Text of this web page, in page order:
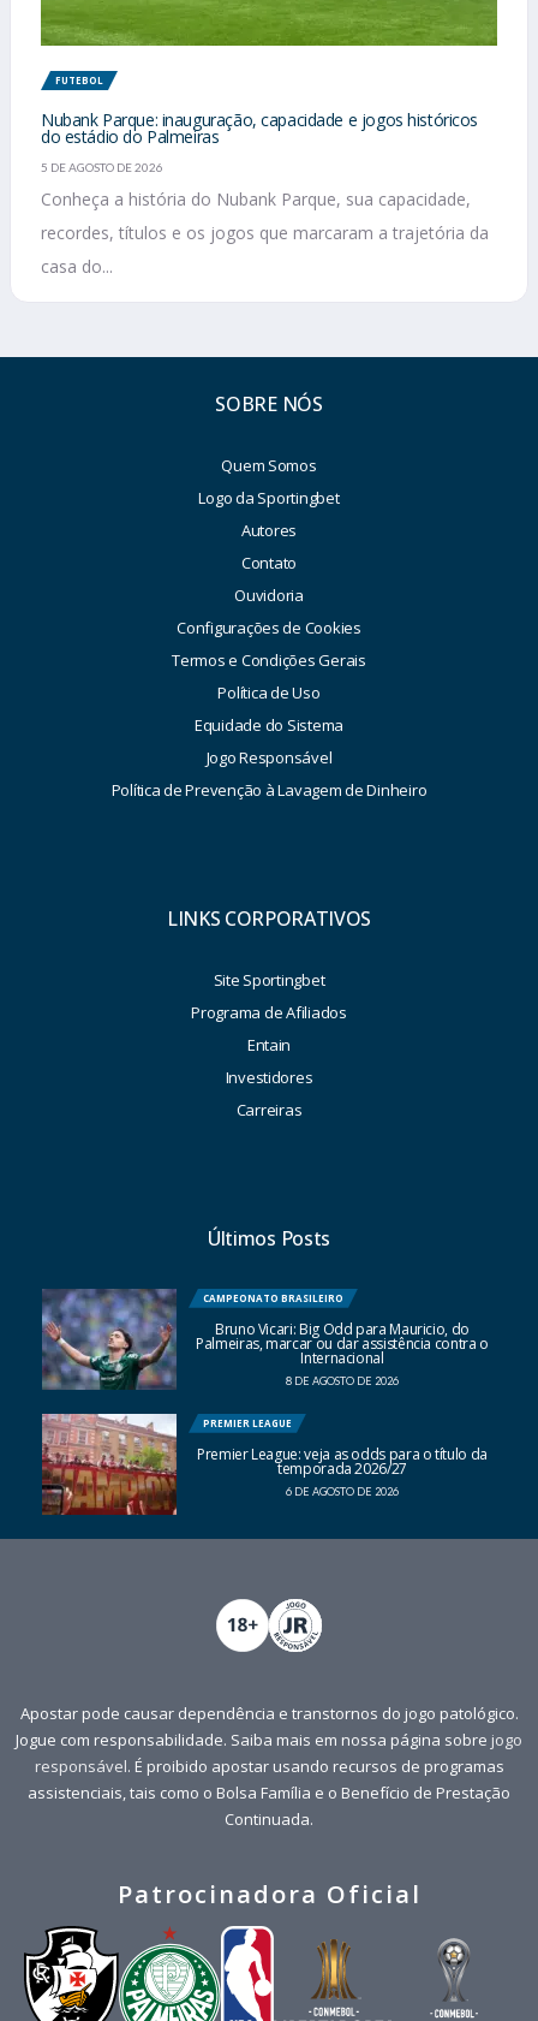
FUTEBOL
Nubank Parque: inauguração, capacidade e jogos históricos
do estádio do Palmeiras
5 DE AGOSTO DE 2026
Conheça a história do Nubank Parque, sua capacidade,
recordes, títulos e os jogos que marcaram a trajetória da
casa do...
SOBRE NÓS
Quem Somos
Logo da Sportingbet
Autores
Contato
Ouvidoria
Configurações de Cookies
Termos e Condições Gerais
Política de Uso
Equidade do Sistema
Jogo Responsável
Política de Prevenção à Lavagem de Dinheiro
LINKS CORPORATIVOS
Site Sportingbet
Programa de Afiliados
Entain
Investidores
Carreiras
Últimos Posts
CAMPEONATO BRASILEIRO
Bruno Vicari: Big Odd para Mauricio, do
Palmeiras, marcar ou dar assistência contra o
Internacional
8 DE AGOSTO DE 2026
PREMIER LEAGUE
Premier League: veja as odds para o título da
temporada 2026/27
6 DE AGOSTO DE 2026
Apostar pode causar dependência e transtornos do jogo patológico.
Jogue com responsabilidade. Saiba mais em nossa página sobre jogo
responsável. É proibido apostar usando recursos de programas
assistenciais, tais como o Bolsa Família e o Benefício de Prestação
Continuada.
Patrocinadora Oficial